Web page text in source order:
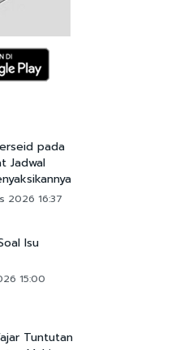
pada
Jadwal
2026 16:37
Isu
15:00
Tuntutan